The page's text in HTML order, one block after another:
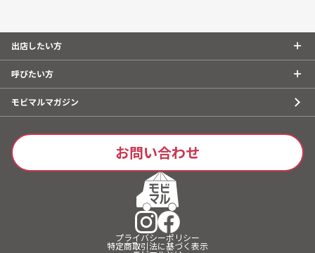
出店したい方
呼びたい方
モビマルマガジン
お問い合わせ
プライバシーポリシー
特定商取引法に基づく表示